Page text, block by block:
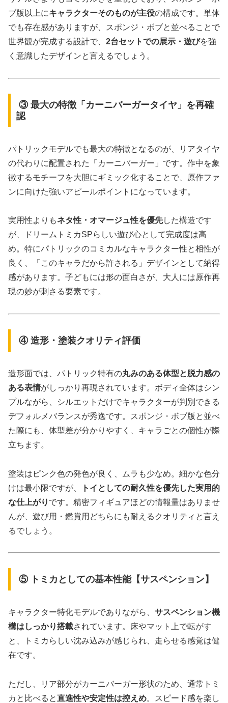
ブ版以上にキャラクターそのものが主役の構成です。単体
でも存在感がありますが、スポンジ・ボブと並べることで
世界観が完成する設計で、 2台セットでの展示・遊びを強
く意識したデザインと言えるでしょう。
③ 最大の特徴「カーニバーガータイヤ」を再確
認
パトリックモデルでも最大の特徴となるのが、リアタイヤ
の代わりに配置された「カーニバーガー」です。作中を象
徴するモチーフを大胆にギミック化することで、原作ファ
ンに向けた強いアピールポイントになっています。
実用性よりもネタ性・オマージュ性を優先した構造です
が、ドリームトミカSPらしい遊び心として完成度は高
め。特にパトリックのコミカルなキャラクター性と相性が
良く、「このキャラだから許される」デザインとして納得
感があります。子どもには形の面白さが、大人には原作再
現の妙が刺さる要素です。
④ 造形・塗装クオリティ評価
造形面では、パトリック特有の丸みのある体型と脱力感の
ある表情がしっかり再現されています。ボディ全体はシン
プルながら、シルエットだけでキャラクターが判別できる
デフォルメバランスが秀逸です。スポンジ・ボブ版と並べ
た際にも、体型差が分かりやすく、キャラごとの個性が際
立ちます。
塗装はピンク色の発色が良く、ムラも少なめ。細かな色分
けは最小限ですが、
トイとしての耐久性を優先した実用的
な仕上がり です。精密フィギュアほどの情報量はありませ
んが、遊び用・鑑賞用どちらにも耐えるクオリティと言え
るでしょう。
⑤ トミカとしての基本性能【サスペンション】
キャラクター特化モデルでありながら、 サスペンション機
構はしっかり搭載されています。床やマット上で転がす
と、トミカらしい沈み込みが感じられ、走らせる感覚は健
在です。
ただし、リア部分がカーニバーガー形状のため、通常トミ
カと比べると直進性や安定性は控えめ。スピード感を楽し